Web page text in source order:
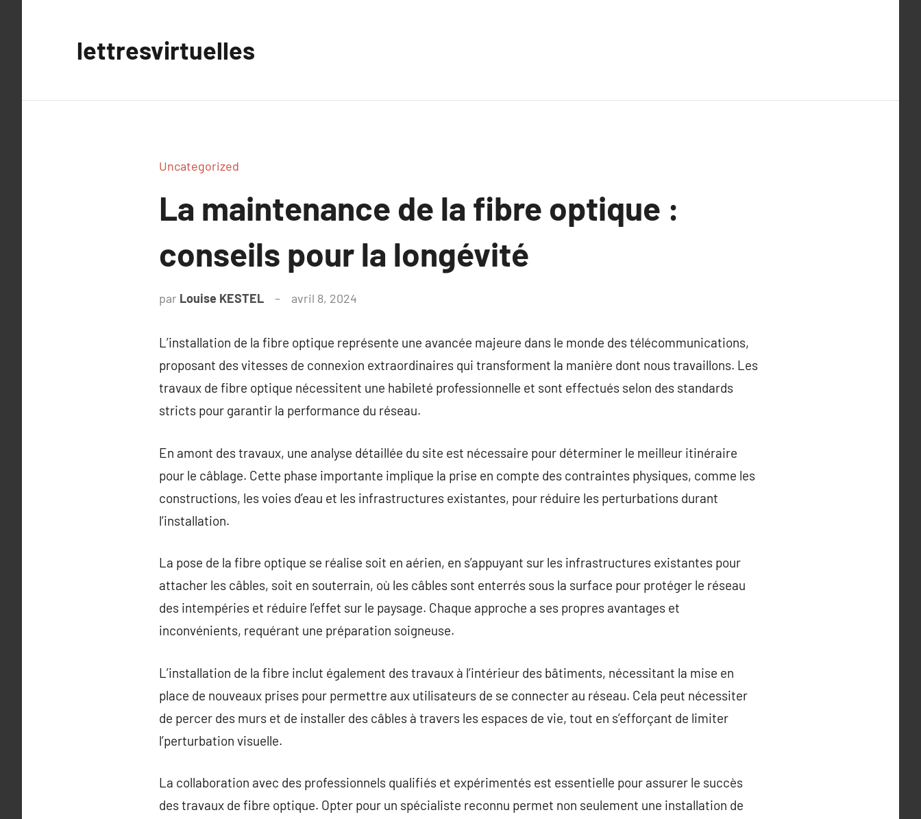
lettresvirtuelles
Uncategorized
La maintenance de la fibre optique :
conseils pour la longévité
par Louise KESTEL avril 8, 2024
L’installation de la fibre optique représente une avancée majeure dans le monde des télécommunications,
proposant des vitesses de connexion extraordinaires qui transforment la manière dont nous travaillons. Les
travaux de fibre optique nécessitent une habileté professionnelle et sont effectués selon des standards
stricts pour garantir la performance du réseau.
En amont des travaux, une analyse détaillée du site est nécessaire pour déterminer le meilleur itinéraire
pour le câblage. Cette phase importante implique la prise en compte des contraintes physiques, comme les
constructions, les voies d’eau et les infrastructures existantes, pour réduire les perturbations durant
l’installation.
La pose de la fibre optique se réalise soit en aérien, en s’appuyant sur les infrastructures existantes pour
attacher les câbles, soit en souterrain, où les câbles sont enterrés sous la surface pour protéger le réseau
des intempéries et réduire l’effet sur le paysage. Chaque approche a ses propres avantages et
inconvénients, requérant une préparation soigneuse.
L’installation de la fibre inclut également des travaux à l’intérieur des bâtiments, nécessitant la mise en
place de nouveaux prises pour permettre aux utilisateurs de se connecter au réseau. Cela peut nécessiter
de percer des murs et de installer des câbles à travers les espaces de vie, tout en s’efforçant de limiter
l’perturbation visuelle.
La collaboration avec des professionnels qualifiés et expérimentés est essentielle pour assurer le succès
des travaux de fibre optique. Opter pour un spécialiste reconnu permet non seulement une installation de